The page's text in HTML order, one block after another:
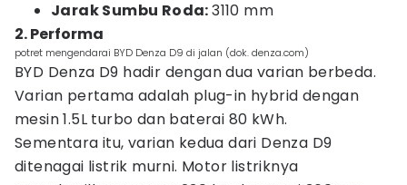
Jarak Sumbu Roda:3110 mm
2. Performa
potret mengendarai BYD Denza D9 di jalan (dok. denza.com)
BYD Denza D9 hadir dengan dua varian berbeda.
Varian pertama adalah plug-in hybrid dengan
mesin 1.5L turbo dan baterai 80 kWh.
Sementara itu, varian kedua dari Denza D9
ditenagai listrik murni. Motor listriknya